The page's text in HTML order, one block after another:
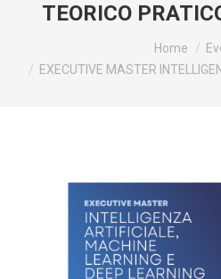
TEORICO
Home
EXECUTIVE MASTER